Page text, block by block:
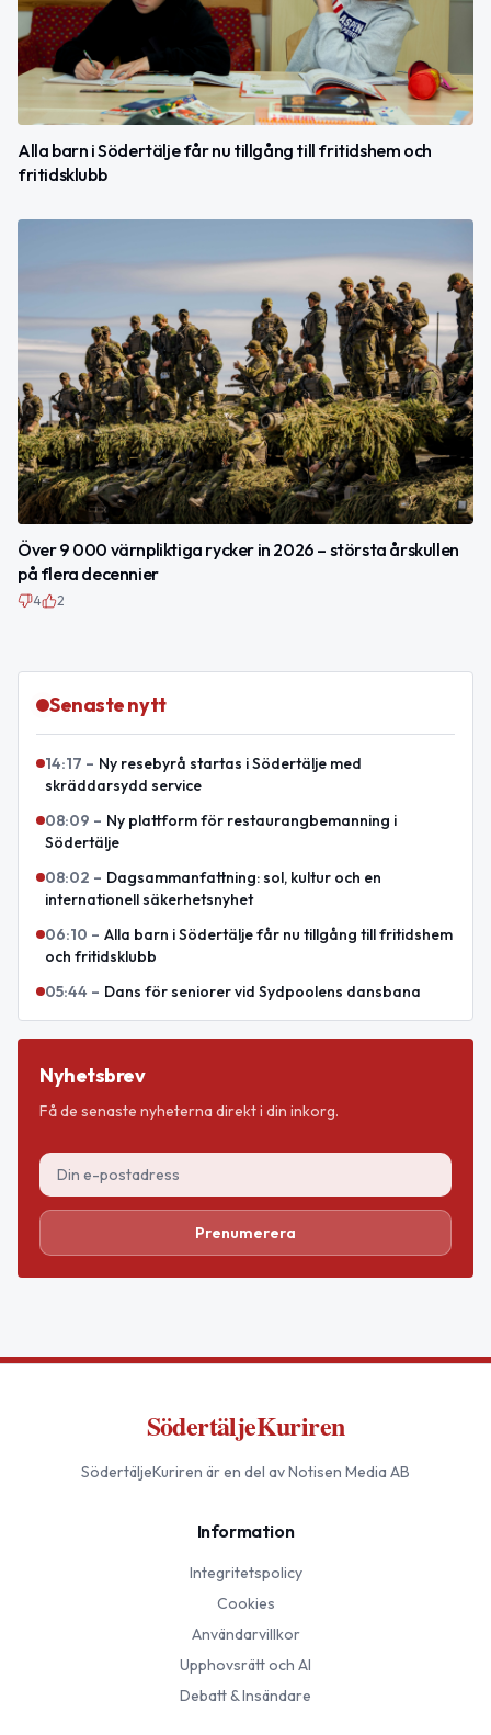
Alla barn i Södertälje får nu tillgång till fritidshem och
fritidsklubb
Över 9 000 värnpliktiga rycker in 2026 – största årskullen
på flera decennier
4 2
Senaste nytt
14:17 – Ny resebyrå startas i Södertälje med
skräddarsydd service
08:09 – Ny plattform för restaurangbemanning i
Södertälje
08:02 – Dagsammanfattning: sol, kultur och en
internationell säkerhetsnyhet
06:10 – Alla barn i Södertälje får nu tillgång till fritidshem
och fritidsklubb
05:44 – Dans för seniorer vid Sydpoolens dansbana
Nyhetsbrev
Få de senaste nyheterna direkt i din inkorg.
Prenumerera
SödertäljeKuriren
SödertäljeKuriren är en del av Notisen Media AB
Information
Integritetspolicy
Cookies
Användarvillkor
Upphovsrätt och AI
Debatt & Insändare